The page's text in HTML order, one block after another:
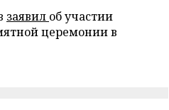
заявил об участии
церемонии в